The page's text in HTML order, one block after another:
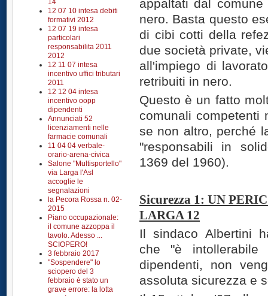
14
12 07 10 intesa debiti
formativi 2012
12 07 19 intesa
particolari
responsabilita 2011
2012
12 11 07 intesa
incentivo uffici tributari
2011
12 12 04 intesa
incentivo oopp
dipendenti
Annunciati 52
licenziamenti nelle
farmacie comunali
11 04 04 verbale-
orario-arena-civica
Salone "Multisportello"
via Larga l'Asl
accoglie le
segnalazioni
la Pecora Rossa n. 02-
2015
Piano occupazionale:
il comune azzoppa il
tavolo. Adesso ...
SCIOPERO!
3 febbraio 2017
"Sospendere" lo
sciopero del 3
febbraio è stato un
grave errore: la lotta
appaltati dal
nero. Basta questo
di cibi cotti della
due società private,
all'impiego di
retribuiti in nero.
Questo è un fatto
comunali competenti
se non altro, perché
"responsabili in
1369 del 1960).
Sicurezza 1: UN
LARGA 12
Il sindaco Albertini
che "è
dipendenti, non
assoluta sicurezza e